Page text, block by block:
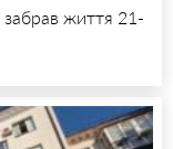
життя 21-